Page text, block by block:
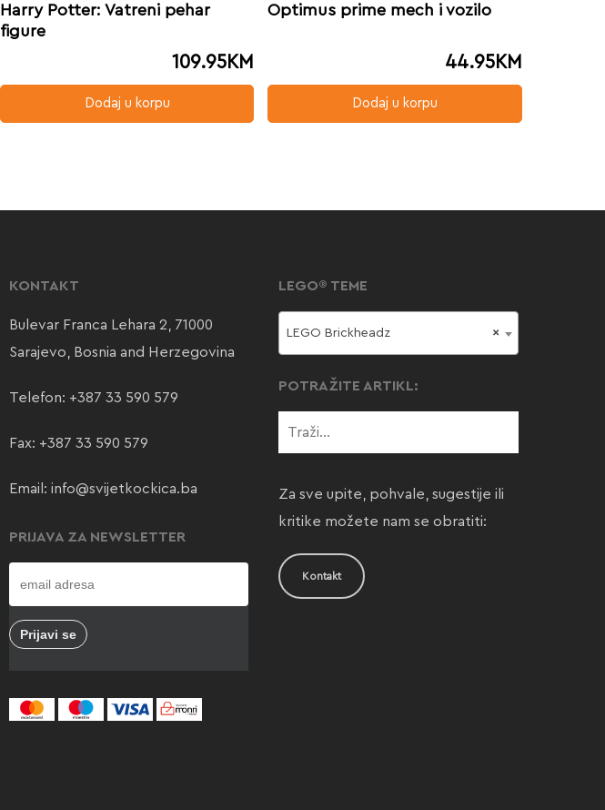
Harry Potter: Vatreni pehar
figure
109.95KM
Dodaj u korpu
Optimus prime mech i vozilo
44.95KM
Dodaj u korpu
KONTAKT
Bulevar Franca Lehara 2, 71000
Sarajevo, Bosnia and Herzegovina
Telefon: +387 33 590 579
Fax: +387 33 590 579
Email: info@svijetkockica.ba
PRIJAVA ZA NEWSLETTER
LEGO® TEME
×
LEGO Brickheadz
POTRAŽITE ARTIKL:
Za sve upite, pohvale, sugestije ili
kritike možete nam se obratiti:
Kontakt